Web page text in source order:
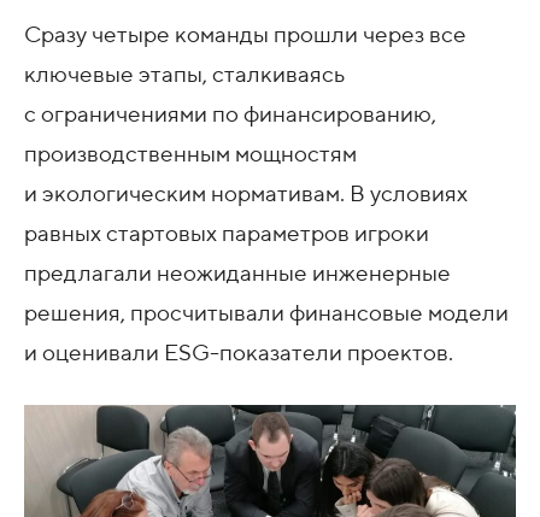
Сразу четыре команды прошли через все
ключевые этапы, сталкиваясь
с ограничениями по финансированию,
производственным мощностям
и экологическим нормативам. В условиях
равных стартовых параметров игроки
предлагали неожиданные инженерные
решения, просчитывали финансовые модели
и оценивали ESG-показатели проектов.